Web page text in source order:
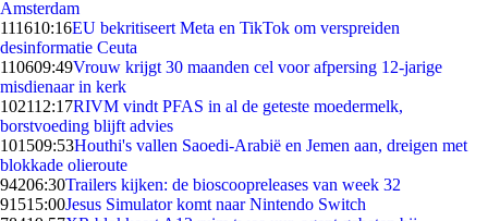
Amsterdam
111610:16EU bekritiseert Meta en TikTok om verspreiden
desinformatie Ceuta
110609:49Vrouw krijgt 30 maanden cel voor afpersing 12-jarige
misdienaar in kerk
102112:17RIVM vindt PFAS in al de geteste moedermelk,
borstvoeding blijft advies
101509:53Houthi's vallen Saoedi-Arabië en Jemen aan, dreigen met
blokkade olieroute
94206:30Trailers kijken: de bioscoopreleases van week 32
91515:00Jesus Simulator komt naar Nintendo Switch